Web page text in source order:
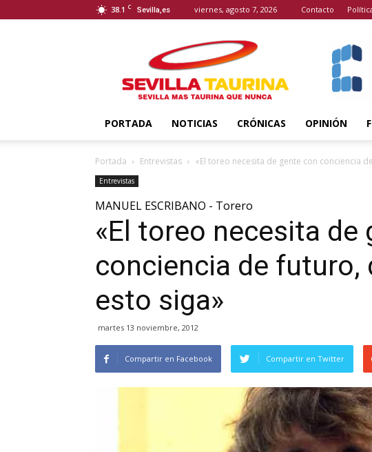
38.1 C Sevilla,es viernes, agosto 7, 2026 Contacto
Taurina
PORTADA NOTICIAS CRÓNICAS OPINIÓN
Portada Entrevistas «El toreo necesita de gente con conciencia
Entrevistas
MANUEL ESCRIBANO - Torero
«El toreo necesita de
conciencia de futuro,
esto siga»
martes 13 noviembre, 2012
Compartir en Facebook Compartir en Twitter